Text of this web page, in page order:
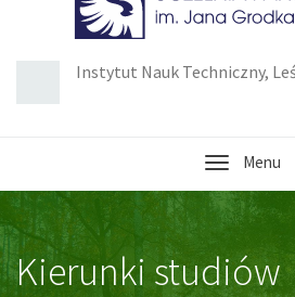
Instytut Nauk Techniczny,
Menu
Kierunki studiów